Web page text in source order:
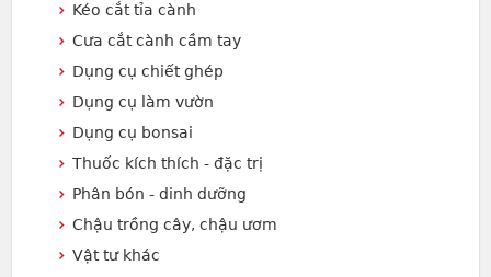
Kéo cắt tỉa cành
Cưa cắt cành cầm tay
Dụng cụ chiết ghép
Dụng cụ làm vườn
Dụng cụ bonsai
Thuốc kích thích - đặc trị
Phân bón - dinh dưỡng
Chậu trồng cây, chậu ươm
Vật tư khác